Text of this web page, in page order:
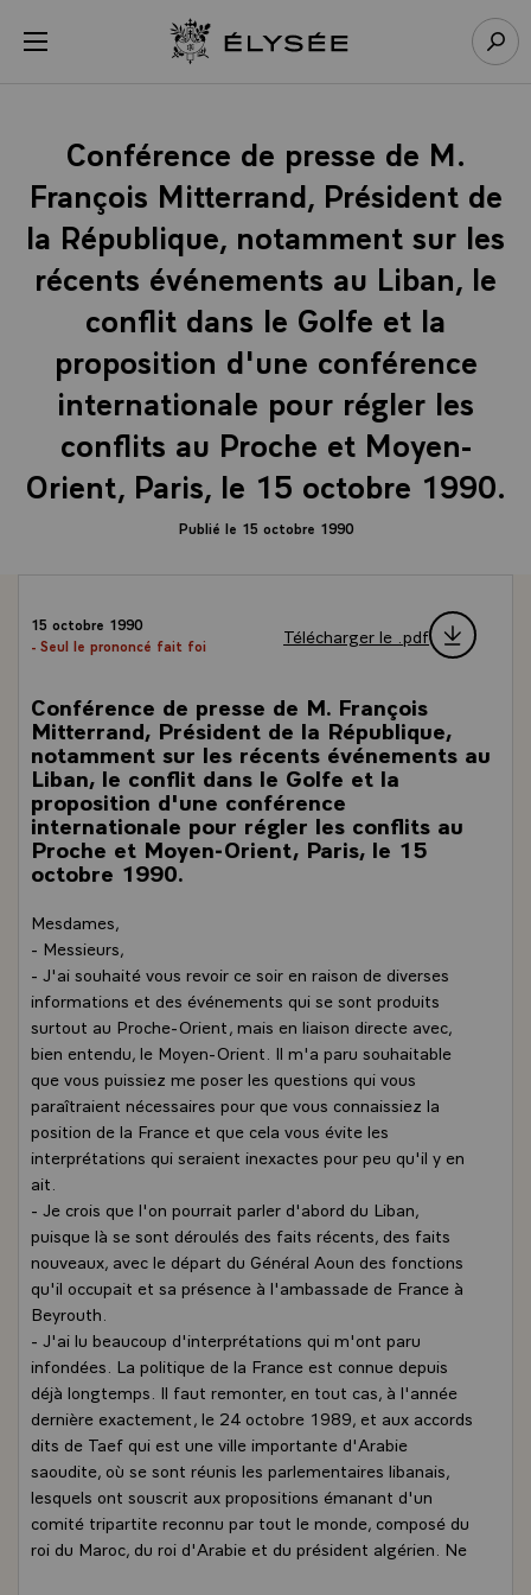
menu Retour à l’accueil Élysée
Conférence de presse de M.
François Mitterrand, Président de
la République, notamment sur les
récents événements au Liban, le
conflit dans le Golfe et la
proposition d'une conférence
internationale pour régler les
conflits au Proche et Moyen-
Orient, Paris, le 15 octobre 1990.
Publié le 15 octobre 1990
15 octobre 1990
- Seul le prononcé fait foi
Télécharger le .pdf
Conférence de presse de M. François
Mitterrand, Président de la République,
notamment sur les récents événements au
Liban, le conflit dans le Golfe et la
proposition d'une conférence
internationale pour régler les conflits au
Proche et Moyen-Orient, Paris, le 15
octobre 1990.
Mesdames,
- Messieurs,
- J'ai souhaité vous revoir ce soir en raison de diverses
informations et des événements qui se sont produits
surtout au Proche-Orient, mais en liaison directe avec,
bien entendu, le Moyen-Orient. Il m'a paru souhaitable
que vous puissiez me poser les questions qui vous
paraîtraient nécessaires pour que vous connaissiez la
position de la France et que cela vous évite les
interprétations qui seraient inexactes pour peu qu'il y en
ait.
- Je crois que l'on pourrait parler d'abord du Liban,
puisque là se sont déroulés des faits récents, des faits
nouveaux, avec le départ du Général Aoun des fonctions
qu'il occupait et sa présence à l'ambassade de France à
Beyrouth.
- J'ai lu beaucoup d'interprétations qui m'ont paru
infondées. La politique de la France est connue depuis
déjà longtemps. Il faut remonter, en tout cas, à l'année
dernière exactement, le 24 octobre 1989, et aux accords
dits de Taef qui est une ville importante d'Arabie
saoudite, où se sont réunis les parlementaires libanais,
lesquels ont souscrit aux propositions émanant d'un
comité tripartite reconnu par tout le monde, composé du
roi du Maroc, du roi d'Arabie et du président algérien. Ne
Panneau de gestion des cookies